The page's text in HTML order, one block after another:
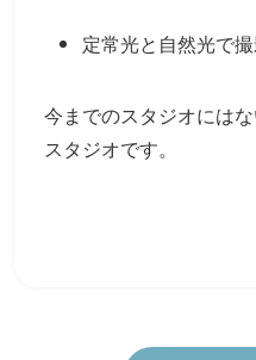
定常光と自然光で
今までのスタジオには
スタジオです。